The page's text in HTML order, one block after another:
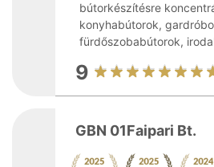
bútorkészítésre
konyhabútorok,
fürdőszobabútorok,
9
GBN 01Faipari Bt.